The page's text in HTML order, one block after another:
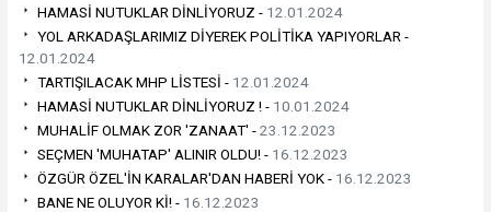
HAMASİ NUTUKLAR DİNLİYORUZ - 12.01.2024
YOL ARKADAŞLARIMIZ DİYEREK POLİTİKA YAPIYORLAR -
12.01.2024
TARTIŞILACAK MHP LİSTESİ - 12.01.2024
HAMASİ NUTUKLAR DİNLİYORUZ ! - 10.01.2024
MUHALİF OLMAK ZOR 'ZANAAT' -23.12.2023
SEÇMEN 'MUHATAP' ALINIR OLDU! - 16.12.2023
ÖZGÜR ÖZEL'İN KARALAR'DAN HABERİ YOK - 16.12.2023
BANE NE OLUYOR Kİ! - 16.12.2023